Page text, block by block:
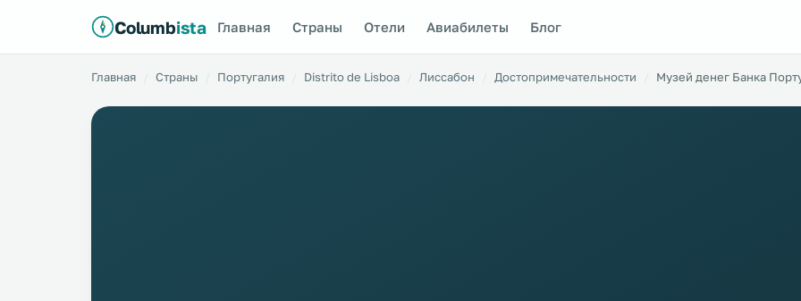
Columbista Главная Страны Отели Авиабилеты Блог
Главная Страны Португалия Distrito de Lisboa Лиссабон Достопримечательности Музей денег Банка